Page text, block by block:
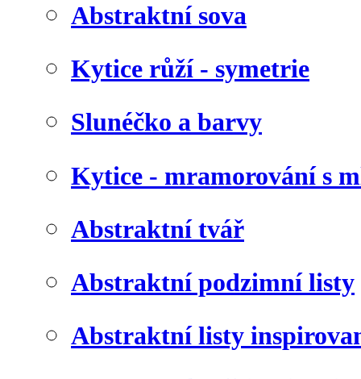
Abstraktní sova
Kytice růží - symetrie
Slunéčko a barvy
Kytice - mramorování s
Abstraktní tvář
Abstraktní podzimní listy
Abstraktní listy